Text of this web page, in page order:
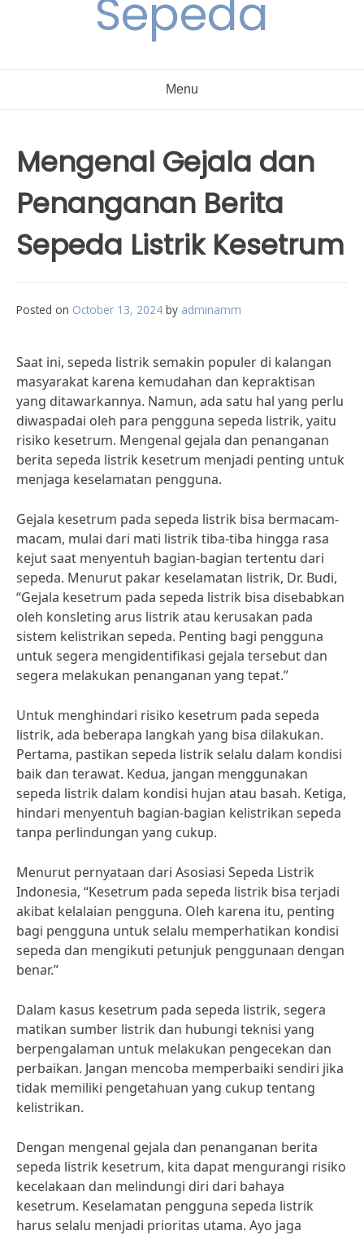
Sepeda
Menu
Mengenal Gejala dan
Penanganan Berita
Sepeda Listrik Kesetrum
Posted on October 13, 2024 by adminamm
Saat ini, sepeda listrik semakin populer di kalangan
masyarakat karena kemudahan dan kepraktisan
yang ditawarkannya. Namun, ada satu hal yang perlu
diwaspadai oleh para pengguna sepeda listrik, yaitu
risiko kesetrum. Mengenal gejala dan penanganan
berita sepeda listrik kesetrum menjadi penting untuk
menjaga keselamatan pengguna.
Gejala kesetrum pada sepeda listrik bisa bermacam-
macam, mulai dari mati listrik tiba-tiba hingga rasa
kejut saat menyentuh bagian-bagian tertentu dari
sepeda. Menurut pakar keselamatan listrik, Dr. Budi,
“Gejala kesetrum pada sepeda listrik bisa disebabkan
oleh konsleting arus listrik atau kerusakan pada
sistem kelistrikan sepeda. Penting bagi pengguna
untuk segera mengidentifikasi gejala tersebut dan
segera melakukan penanganan yang tepat.”
Untuk menghindari risiko kesetrum pada sepeda
listrik, ada beberapa langkah yang bisa dilakukan.
Pertama, pastikan sepeda listrik selalu dalam kondisi
baik dan terawat. Kedua, jangan menggunakan
sepeda listrik dalam kondisi hujan atau basah. Ketiga,
hindari menyentuh bagian-bagian kelistrikan sepeda
tanpa perlindungan yang cukup.
Menurut pernyataan dari Asosiasi Sepeda Listrik
Indonesia, “Kesetrum pada sepeda listrik bisa terjadi
akibat kelalaian pengguna. Oleh karena itu, penting
bagi pengguna untuk selalu memperhatikan kondisi
sepeda dan mengikuti petunjuk penggunaan dengan
benar.”
Dalam kasus kesetrum pada sepeda listrik, segera
matikan sumber listrik dan hubungi teknisi yang
berpengalaman untuk melakukan pengecekan dan
perbaikan. Jangan mencoba memperbaiki sendiri jika
tidak memiliki pengetahuan yang cukup tentang
kelistrikan.
Dengan mengenal gejala dan penanganan berita
sepeda listrik kesetrum, kita dapat mengurangi risiko
kecelakaan dan melindungi diri dari bahaya
kesetrum. Keselamatan pengguna sepeda listrik
harus selalu menjadi prioritas utama. Ayo jaga